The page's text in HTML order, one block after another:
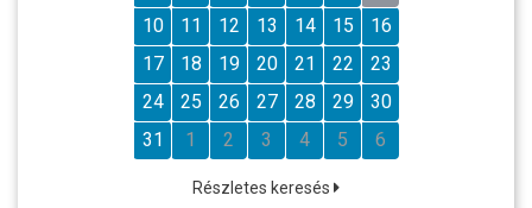
10
11 12 13 14 15
16
17
18 19 20 21 22
23
24
25 26 27 28 29
30
31
1 2 3 4 5 6
Részletes keresés